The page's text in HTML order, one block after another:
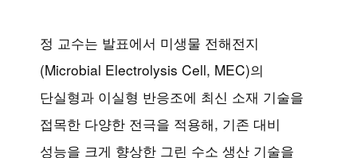
정 교수는 발표에서 미생물 전해전지
(Microbial Electrolysis Cell, MEC)의
단실형과 이실형 반응조에 최신 소재 기술을
접목한 다양한 전극을 적용해, 기존 대비
성능을 크게 향상한 그린 수소 생산 기술을